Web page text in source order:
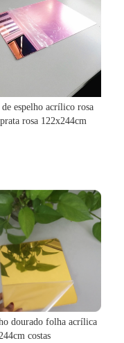
espelho acrílico rosa
rosa 122x244cm
dourado folha acrílica
costas